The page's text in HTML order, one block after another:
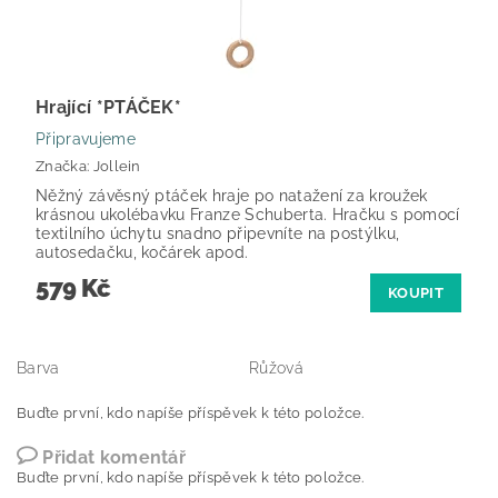
Hrající *PTÁČEK*
Připravujeme
Značka: Jollein
Něžný závěsný ptáček hraje po natažení za kroužek
krásnou ukolébavku Franze Schuberta. Hračku s pomocí
textilního úchytu snadno připevníte na postýlku,
autosedačku, kočárek apod.
579 Kč KOUPIT
Barva Růžová
Buďte první, kdo napíše příspěvek k této položce.
Přidat komentář
Buďte první, kdo napíše příspěvek k této položce.